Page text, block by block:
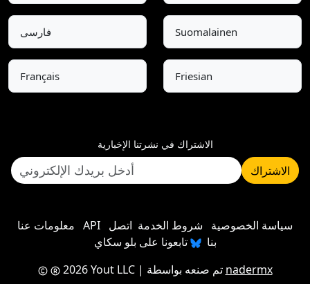
فارسی Suomalainen
Français Friesian
الاشتراك في نشرتنا الإخبارية
الاشتراك
معلومات عنا API سياسة الخصوصية شروط الخدمة اتصل
بنا
تابعونا على بلو سكاي
2026 Yout LLC
| تم صنعه بواسطة nadermx